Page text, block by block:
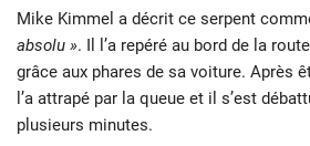
Mike Kimmel a décrit ce serpent
absolu ». Il l’a repéré au bord de la
grâce aux phares de sa voiture. Après
l’a attrapé par la queue et il s’est
plusieurs minutes.